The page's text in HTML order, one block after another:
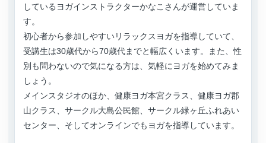
しているヨガインストラクターかなこさんが運営していま
す。
初心者から参加しやすいリラックスヨガを指導していて、
受講生は30歳代から70歳代までと幅広くいます。また、性
別も問わないので気になる方は、気軽にヨガを始めてみま
しょう。
メインスタジオのほか、健康ヨガ本宮クラス、健康ヨガ郡
山クラス、サークル大島公民館、サークル緑ヶ丘ふれあい
センター、そしてオンラインでもヨガを指導しています。